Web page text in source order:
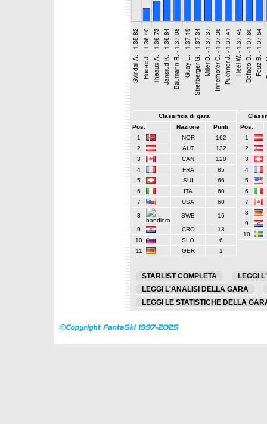
Classifica di gara
Pos.
Nazione
Punti
1
NOR
162
2
AUT
132
3
CAN
120
4
FRA
85
5
SUI
66
6
ITA
60
7
USA 60
8 SWE 16
9 CRO
13
10
SLO
6
11
GER 1
Pos.
1
2
3
4
5
6
7
8
9
10
STARLIST COMPLETA
LEGGI
LEGGI L'ANALISI DELLA GARA
LEGGI LE STATISTICHE DELLA